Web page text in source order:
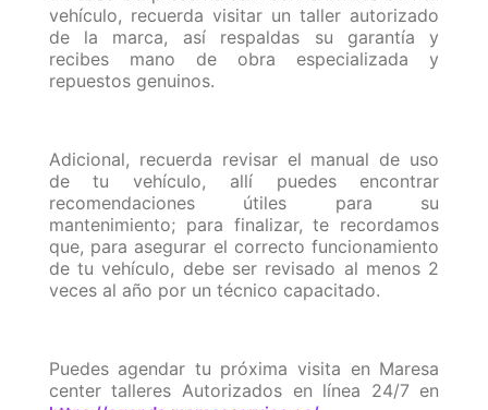
vehículo, recuerda visitar un taller autorizado
de la marca, así respaldas su garantía y
recibes mano de obra especializada y
repuestos genuinos.
Adicional, recuerda revisar el manual de uso
de tu vehículo, allí puedes encontrar
recomendaciones útiles para su
mantenimiento; para finalizar, te recordamos
que, para asegurar el correcto funcionamiento
de tu vehículo, debe ser revisado al menos 2
veces al año por un técnico capacitado.
Puedes agendar tu próxima visita en Maresa
center talleres Autorizados en línea 24/7 en